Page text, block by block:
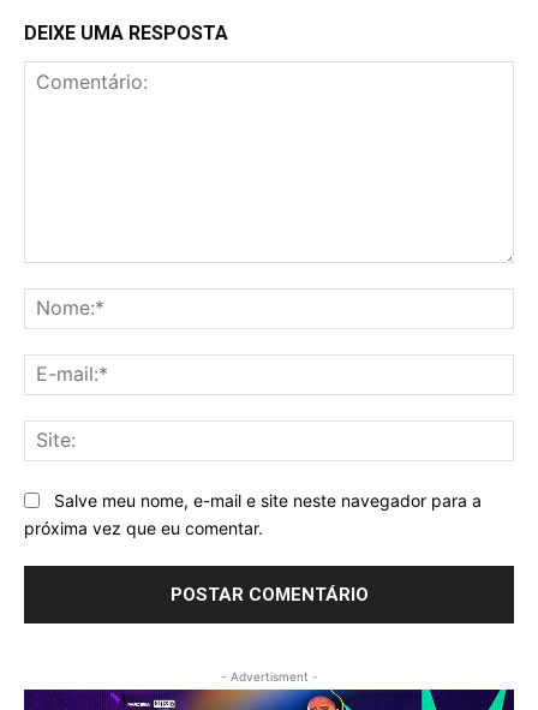
DEIXE UMA RESPOSTA
Salve meu nome, e-mail e site neste navegador para a
próxima vez que eu comentar.
- Advertisment -